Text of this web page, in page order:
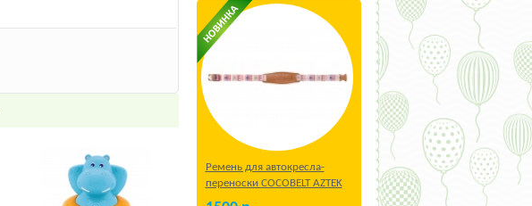
Ремень для автокресла-
переноски COCOBELT AZTEK